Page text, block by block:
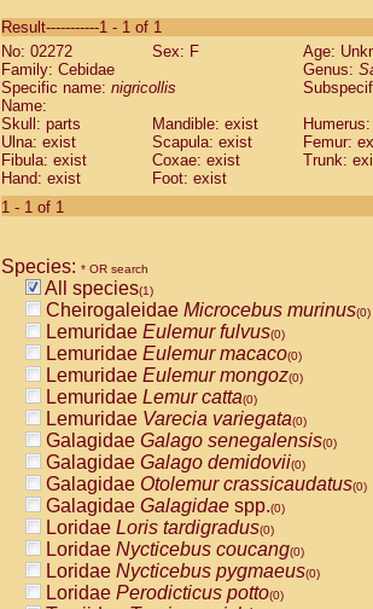
CebidaeSaguinus labiatus(0)
Cebidae Saguinus leucopus (0)
Cebidae
CebidaeSaguinus mystax
Cebidae Saguinus nigricollis (1)
Cebidae Saguinus oedipus
Cebidae Saguinus weddelli
Cebidae Saguinusspp.
Cebidae
CebidaeCebus capucinus
CebidaeCebus nigrivittatus
CebidaeCebus spp.(0)
CebidaeSaimiri boliviensis(0)
CebidaeSaimiri sciureus(0)
AtelidaeAlouatta caraya(0)
AtelidaeAlouatta fusca(0)
AtelidaeAlouatta seniculus(0)
AtelidaeAlouattaspp.(0)
AtelidaeAteles belzebuth(0)
AtelidaeAteles geoffroyi(0)
AtelidaeAteles paniscus(0)
AtelidaeAtelesspp.(0)
AtelidaeLagothrix lagothricha(0)
AtelidaeLagothrix lagothricha cana
PitheciidaeCacajao calvus
Result-----------1 - 1 of 1
No: 02272
Sex: F
Age:
Family: Cebidae
Genus:
Specific name: nigricollis
Name:
Skull: parts
Mandible: exist
Ulna: exist
Scapula: exist
Femur:
Fibula: exist
Coxae: exist
Trunk:
Hand: exist
Foot: exist
1 - 1 of 1
Species: * OR search
All species(1)
Cheirogaleidae Microcebus murinus(0)
Lemuridae Eulemur fulvus(0)
Lemuridae Eulemur macaco(0)
Lemuridae Eulemur mongoz(0)
Lemuridae Lemur catta(0)
Lemuridae Varecia variegata(0)
Galagidae Galago senegalensis(0)
Galagidae Galago demidovii(0)
Galagidae Otolemur crassicaudatus(0)
Galagidae Galagidae spp.(0)
Loridae Loris tardigradus(0)
Loridae Nycticebus coucang(0)
Loridae Nycticebus pygmaeus(0)
Loridae Perodicticus potto(0)